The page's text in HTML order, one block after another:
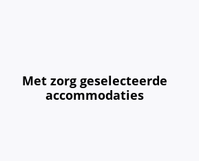
Met zorg geselecteerde
accommodaties